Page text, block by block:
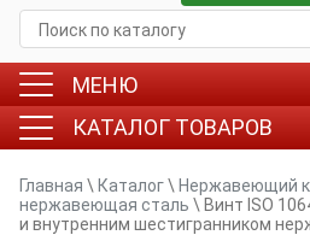
МЕНЮ
КАТАЛОГ ТОВАРОВ
Главная \ Каталог\ Нержавеющий
нержавеющая сталь \ Винт ISO
и внутренним шестигранником